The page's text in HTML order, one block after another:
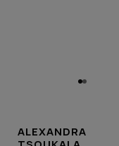
ALEXANDRA